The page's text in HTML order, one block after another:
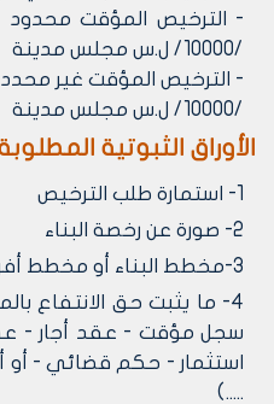
/10000/ ل.س مجلس مدينة
/10000/ ل.س مجلس مدينة
الأوراق الثبوتية
1- استمارة طلب الترخيص
2- صورة عن رخصة البناء
3-مخطط البناء أو مخطط أفراز طابقي
4- ما يثبت حق الانتفاع
سجل مؤقت - عقد أجار -
استثمار - حكم قضائي - أو
.....)